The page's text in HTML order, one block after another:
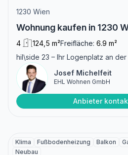
1230 Wien
Wohnung kaufen in 1230
4 124,5 m²Freifläche: 6.9 m²
hil\side 23 – Ihr Logenplatz an der
Josef Michelfeit
EHL Wohnen GmbH
Anbieter
Klima Fußbodenheizung Balkon
Neubau